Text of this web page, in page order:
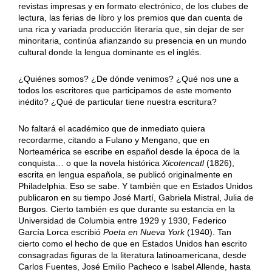
revistas impresas y en formato electrónico, de los clubes de
lectura, las ferias de libro y los premios que dan cuenta de
una rica y variada producción literaria que, sin dejar de ser
minoritaria, continúa afianzando su presencia en un mundo
cultural donde la lengua dominante es el inglés.
¿Quiénes somos? ¿De dónde venimos? ¿Qué nos une a
todos los escritores que participamos de este momento
inédito? ¿Qué de particular tiene nuestra escritura?
No faltará el académico que de inmediato quiera
recordarme, citando a Fulano y Mengano, que en
Norteamérica se escribe en español desde la época de la
conquista… o que la novela histórica Xicotencatl(1826),
escrita en lengua española, se publicó originalmente en
Philadelphia. Eso se sabe. Y también que en Estados Unidos
publicaron en su tiempo José Martí, Gabriela Mistral, Julia de
Burgos. Cierto también es que durante su estancia en la
Universidad de Columbia entre 1929 y 1930, Federico
García Lorca escribió Poeta en Nueva York(1940). Tan
cierto como el hecho de que en Estados Unidos han escrito
consagradas figuras de la literatura latinoamericana, desde
Carlos Fuentes, José Emilio Pacheco e Isabel Allende, hasta